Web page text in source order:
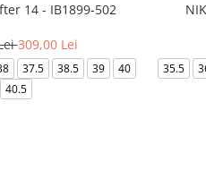
14 - IB1899-502
309,00 Lei
37.5 38.5 39
40
40.5
35.5